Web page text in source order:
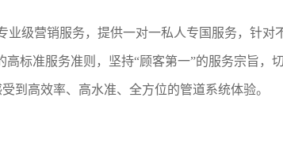
级营销服务，提供一对一私人专国服务，针对
标准服务准则，坚持“顾客第一”的服务宗旨，
到高效率、高水准、全方位的管道系统体验。